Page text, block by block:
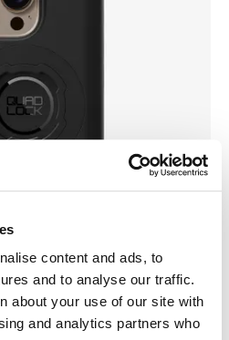
content and ads, to
and to analyse our traffic.
about your use of our site with
and analytics partners who